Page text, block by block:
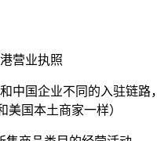
营业执照
中国企业不同的入驻链路
美国本土商家一样）